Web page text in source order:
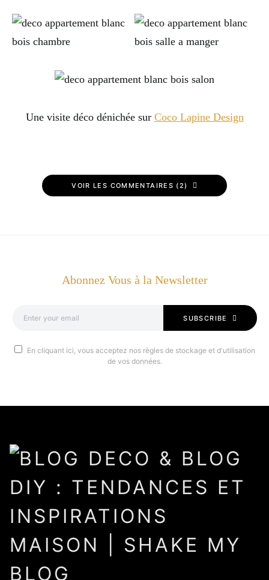
Une visite déco dénichée sur Coco Lapine Design
VOIR LES COMMENTAIRES (2)
Abonnez Vous à la Newsletter
SUBSCRIBE
En cliquant ici, vous acceptez nos règles de stockage et d'utilisation
de vos données.